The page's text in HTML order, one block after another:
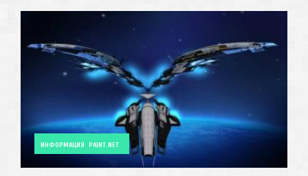
ИНФОРМАЦИЯ PAINT.NET